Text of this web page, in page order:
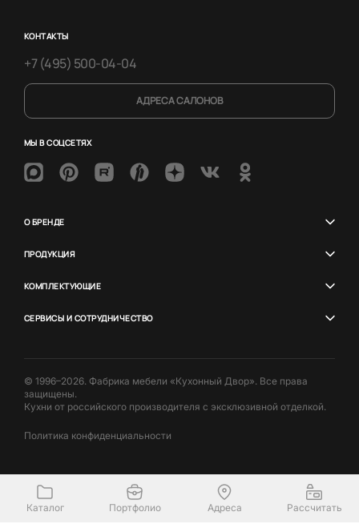
КОНТАКТЫ
+7 (495) 500-04-04
АДРЕСА САЛОНОВ
МЫ В СОЦСЕТЯХ
О БРЕНДЕ
ПРОДУКЦИЯ
КОМПЛЕКТУЮЩИЕ
СЕРВИСЫ И СОТРУДНИЧЕСТВО
© 1996–2026. Фабрика мебели «Кухонный Двор». Все права
защищены.
Кухни от российского производителя с эксклюзивной отделкой.
Политика конфиденциальности
Каталог Портфолио Адреса Рассчитать